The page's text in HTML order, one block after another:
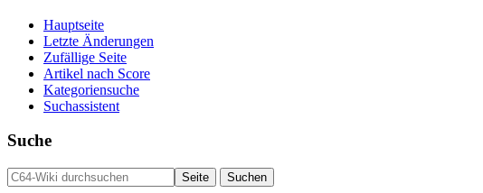
Hauptseite
Letzte Änderungen
Zufällige Seite
Artikel nach Score
Kategoriensuche
Suchassistent
Suche